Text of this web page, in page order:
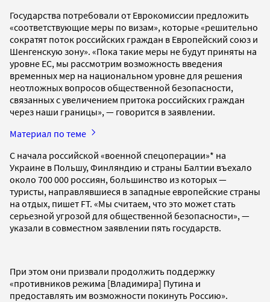
Государства потребовали от Еврокомиссии предложить
«соответствующие меры по визам», которые «решительно
сократят поток российских граждан в Европейский союз и
Шенгенскую зону». «Пока такие меры не будут приняты на
уровне ЕС, мы рассмотрим возможность введения
временных мер на национальном уровне для решения
неотложных вопросов общественной безопасности,
связанных с увеличением притока российских граждан
через наши границы», — говорится в заявлении.
Материал по теме
С начала российской «военной спецоперации»* на
Украине в Польшу, Финляндию и страны Балтии въехало
около 700 000 россиян, большинство из которых —
туристы, направлявшиеся в западные европейские страны
на отдых, пишет FT. «Мы считаем, что это может стать
серьезной угрозой для общественной безопасности», —
указали в совместном заявлении пять государств.
При этом они призвали продолжить поддержку
«противников режима [Владимира] Путина и
предоставлять им возможности покинуть Россию».